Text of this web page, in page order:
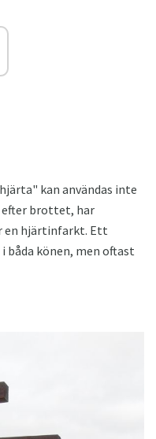
kan användas inte
efter brottet, har
en hjärtinfarkt. Ett
könen, men oftast